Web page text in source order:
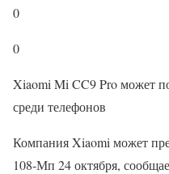
0
0
Xiaomi Mi CC9 Pro может
среди телефонов
Компания Xiaomi может
108-Мп 24 октября,